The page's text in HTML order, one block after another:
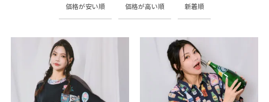
価格が安い順 価格が高い順 新着順